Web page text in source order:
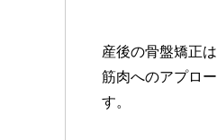
産後の骨盤矯正
筋肉へのアプロ
す。